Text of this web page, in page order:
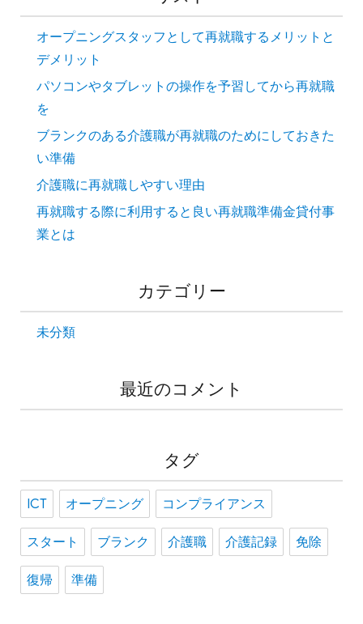
オープニングスタッフとして再就職するメリットと
デメリット
パソコンやタブレットの操作を予習してから再就職
を
ブランクのある介護職が再就職のためにしておきた
い準備
介護職に再就職しやすい理由
再就職する際に利用すると良い再就職準備金貸付事
業とは
カテゴリー
未分類
最近のコメント
タグ
ICT オープニング コンプライアンス
スタート ブランク 介護職 介護記録 免除
復帰 準備